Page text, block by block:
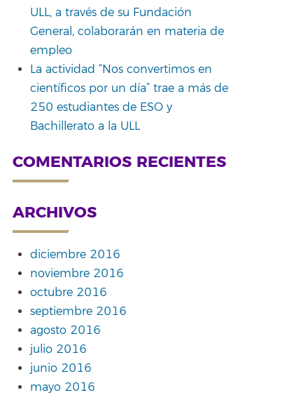
ULL, a través de su Fundación
General, colaborarán en materia de
empleo
La actividad “Nos convertimos en
científicos por un día” trae a más de
250 estudiantes de ESO y
Bachillerato a la ULL
COMENTARIOS RECIENTES
ARCHIVOS
diciembre 2016
noviembre 2016
octubre 2016
septiembre 2016
agosto 2016
julio 2016
junio 2016
mayo 2016